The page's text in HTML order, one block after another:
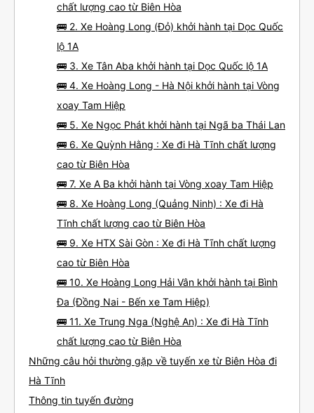
chất lượng cao từ Biên Hòa
🚌 2. Xe Hoàng Long (Đỏ) khởi hành tại Dọc Quốc
lộ 1A
🚌 3. Xe Tân Aba khởi hành tại Dọc Quốc lộ 1A
🚌 4. Xe Hoàng Long - Hà Nội khởi hành tại Vòng
xoay Tam Hiệp
🚌 5. Xe Ngọc Phát khởi hành tại Ngã ba Thái Lan
🚌 6. Xe Quỳnh Hằng : Xe đi Hà Tĩnh chất lượng
cao từ Biên Hòa
🚌 7. Xe A Ba khởi hành tại Vòng xoay Tam Hiệp
🚌 8. Xe Hoàng Long (Quảng Ninh) : Xe đi Hà
Tĩnh chất lượng cao từ Biên Hòa
🚌 9. Xe HTX Sài Gòn : Xe đi Hà Tĩnh chất lượng
cao từ Biên Hòa
🚌 10. Xe Hoàng Long Hải Vân khởi hành tại Bình
Đa (Đồng Nai - Bến xe Tam Hiệp)
🚌 11. Xe Trung Nga (Nghệ An) : Xe đi Hà Tĩnh
chất lượng cao từ Biên Hòa
Những câu hỏi thường gặp về tuyến xe từ Biên Hòa đi
Hà Tĩnh
Thông tin tuyến đường